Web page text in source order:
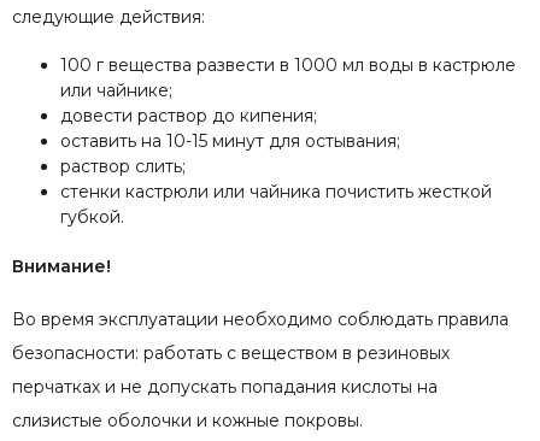
следующие действия:
100 г вещества развести в 1000 мл воды в кастрюле
или чайнике;
довести раствор до кипения;
оставить на 10-15 минут для остывания;
раствор слить;
стенки кастрюли или чайника почистить жесткой
губкой.
Внимание!
Во время эксплуатации необходимо соблюдать правила
безопасности: работать с веществом в резиновых
перчатках и не допускать попадания кислоты на
слизистые оболочки и кожные покровы.